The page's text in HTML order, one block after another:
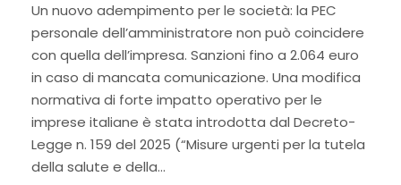
Un nuovo adempimento per le società: la PEC
personale dell’amministratore non può coincidere
con quella dell’impresa. Sanzioni fino a 2.064 euro
in caso di mancata comunicazione. Una modifica
normativa di forte impatto operativo per le
imprese italiane è stata introdotta dal Decreto-
Legge n. 159 del 2025 (“Misure urgenti per la tutela
della salute e della...